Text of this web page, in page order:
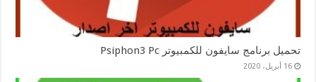
تحميل برنامج سايفون للكمبيوتر Psiphon3 Pc
16 أبريل، 2020